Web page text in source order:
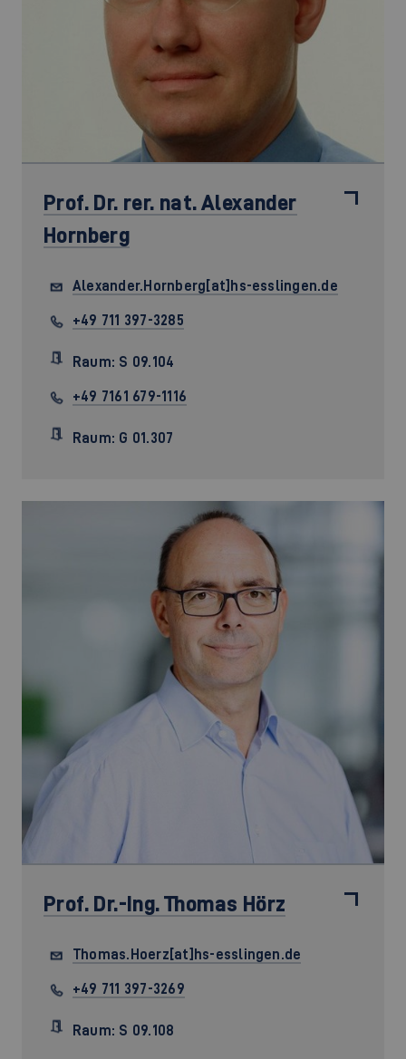
Prof. Dr. rer. nat.Alexander
Hornberg
Alexander.Hornberg[at]hs-esslingen.de
+49 711 397-3285
Raum: S 09.104
+49 7161 679-1116
Raum: G 01.307
Prof. Dr.-Ing.Thomas Hörz
Thomas.Hoerz[at]hs-esslingen.de
+49 711 397-3269
Raum: S 09.108